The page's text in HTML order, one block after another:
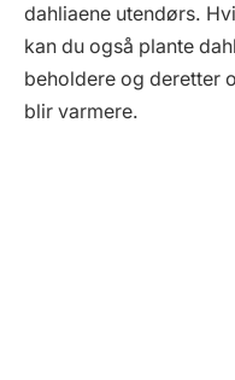
dahliaene utendørs.
kan du også plante
beholdere og deretter
blir varmere.